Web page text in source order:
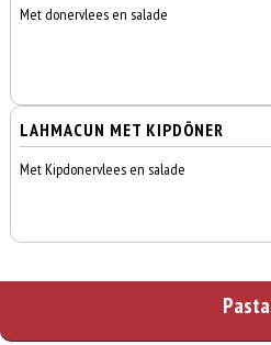
Met donervlees en salade
LAHMACUN MET KIPDÖNER
Met Kipdonervlees en salade
Pasta